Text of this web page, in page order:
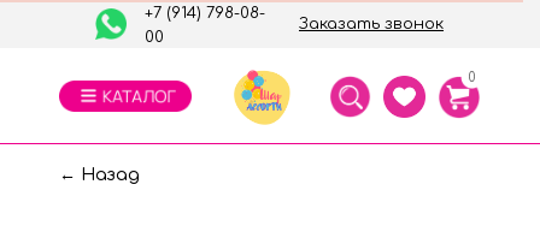
Заказать звонок
+7 (914) 798-08-
00
0
← Назад